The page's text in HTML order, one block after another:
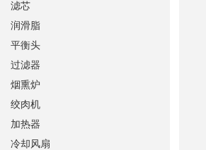
滤芯
润滑脂
平衡头
过滤器
烟熏炉
绞肉机
加热器
冷却风扇